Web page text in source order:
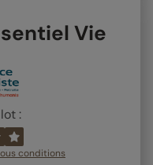
Vie
:
conditions